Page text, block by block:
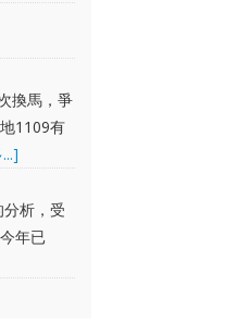
換馬，爭
1109有
析，受
年已